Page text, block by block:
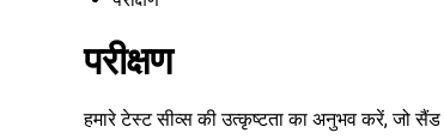
परीक्षण
हमारे टेस्ट सीव्स की उत्कृष्टता का अनुभव करें, जो